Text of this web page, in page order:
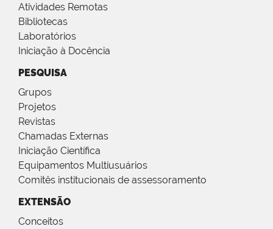
Atividades Remotas
Bibliotecas
Laboratórios
Iniciação à Docência
PESQUISA
Grupos
Projetos
Revistas
Chamadas Externas
Iniciação Científica
Equipamentos Multiusuários
Comitês institucionais de assessoramento
EXTENSÃO
Conceitos